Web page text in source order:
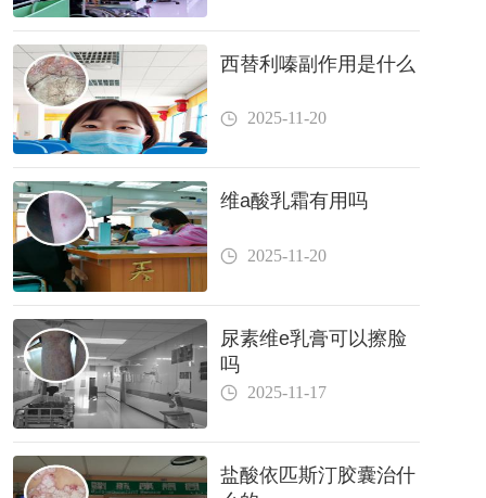
西替利嗪副作用是什么
2025-11-20
维a酸乳霜有用吗
2025-11-20
尿素维e乳膏可以擦脸
吗
2025-11-17
盐酸依匹斯汀胶囊治什